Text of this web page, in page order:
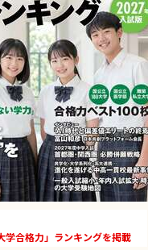
学合格力」ランキングを掲載